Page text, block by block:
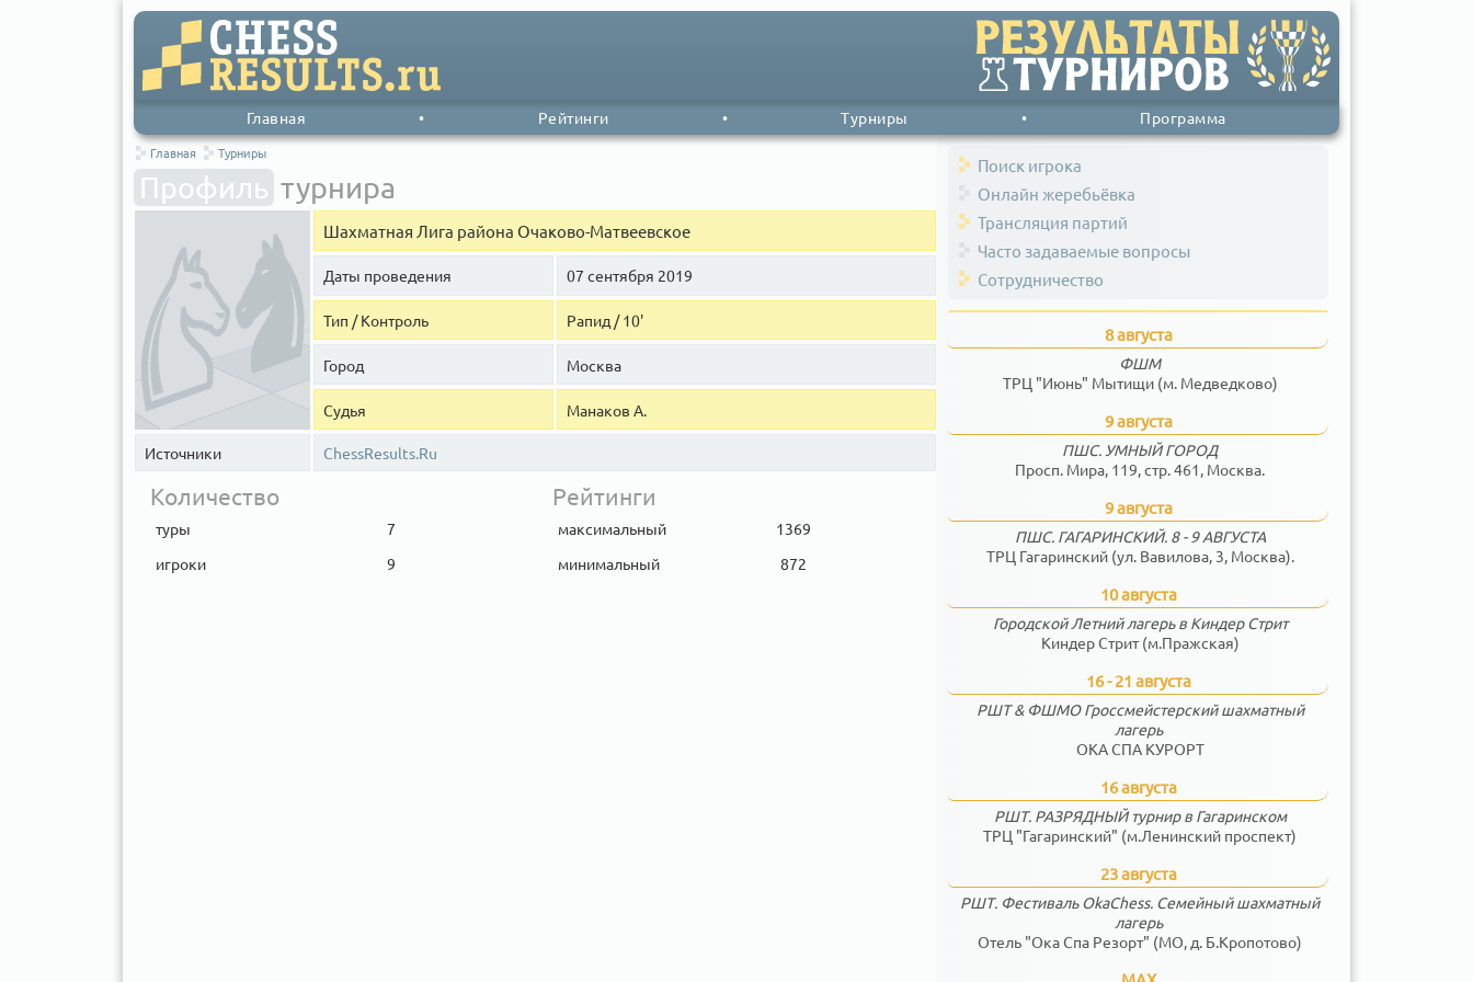
Главная • Рейтинги • Турниры • Программа
Главная Турниры
Профиль турнира
Шахматная Лига района Очаково-Матвеевское
Даты проведения 07 сентября 2019
Тип / Контроль Рапид / 10'
Город Москва
Судья Манаков А.
Источники ChessResults.Ru
Количество
туры
7
игроки
9
Рейтинги
максимальный
1369
минимальный
872
Поиск игрока
Онлайн жеребьёвка
Трансляция партий
Часто задаваемые вопросы
Сотрудничество
8 августа
ФШМ
ТРЦ "Июнь" Мытищи (м. Медведково)
9 августа
ПШС. УМНЫЙ ГОРОД
Просп. Мира, 119, стр. 461, Москва.
9 августа
ПШС. ГАГАРИНСКИЙ. 8 - 9 АВГУСТА
ТРЦ Гагаринский (ул. Вавилова, 3, Москва).
10 августа
Городской Летний лагерь в Киндер Стрит
Киндер Стрит (м.Пражская)
16 - 21 августа
РШТ & ФШМО Гроссмейстерский шахматный
лагерь
ОКА СПА КУРОРТ
16 августа
РШТ. РАЗРЯДНЫЙ турнир в Гагаринском
ТРЦ "Гагаринский" (м.Ленинский проспект)
23 августа
РШТ. Фестиваль OkaChess. Семейный шахматный
лагерь
Отель "Ока Спа Резорт" (МО, д. Б.Кропотово)